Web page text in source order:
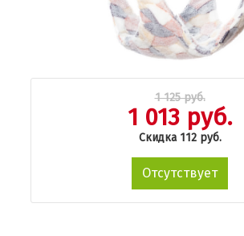
1 125 руб.
1 013 руб.
Скидка 112 руб.
Отсутствует